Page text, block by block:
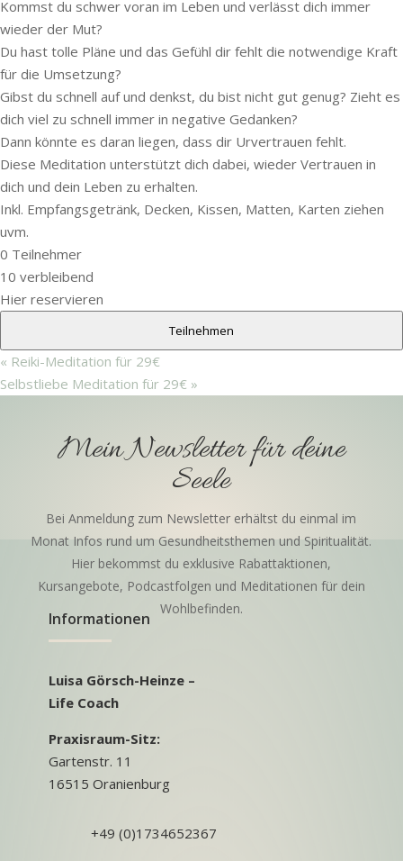
Kommst du schwer voran im Leben und verlässt dich immer
wieder der Mut?
Du hast tolle Pläne und das Gefühl dir fehlt die notwendige Kraft
für die Umsetzung?
Gibst du schnell auf und denkst, du bist nicht gut genug? Zieht es
dich viel zu schnell immer in negative Gedanken?
Dann könnte es daran liegen, dass dir Urvertrauen fehlt.
Diese Meditation unterstützt dich dabei, wieder Vertrauen in
dich und dein Leben zu erhalten.
Inkl. Empfangsgetränk, Decken, Kissen, Matten, Karten ziehen
uvm.
0 Teilnehmer
10 verbleibend
Hier reservieren
Teilnehmen
« Reiki-Meditation für 29€
Selbstliebe Meditation für 29€ »
Mein Newsletter für deine
Seele
Bei Anmeldung zum Newsletter erhältst du einmal im
Monat Infos rund um Gesundheitsthemen und Spiritualität.
Hier bekommst du exklusive Rabattaktionen,
Kursangebote, Podcastfolgen und Meditationen für dein
Wohlbefinden.
Informationen
Luisa Görsch-Heinze –
Life Coach
Praxisraum-Sitz:
Gartenstr. 11
16515 Oranienburg
+49 (0)1734652367